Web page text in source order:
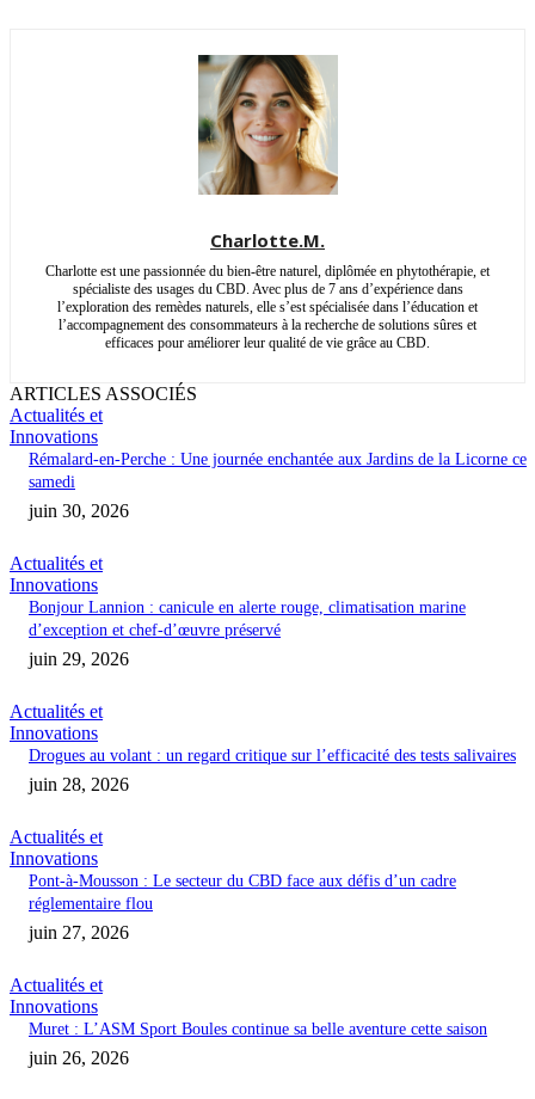
Charlotte.M.
Charlotte est une passionnée du bien-être naturel, diplômée en phytothérapie, et
spécialiste des usages du CBD. Avec plus de 7 ans d’expérience dans
l’exploration des remèdes naturels, elle s’est spécialisée dans l’éducation et
l’accompagnement des consommateurs à la recherche de solutions sûres et
efficaces pour améliorer leur qualité de vie grâce au CBD.
ARTICLES ASSOCIÉS
Actualités et
Innovations
Rémalard-en-Perche : Une journée enchantée aux Jardins de la Licorne ce
samedi
juin 30, 2026
Actualités et
Innovations
Bonjour Lannion : canicule en alerte rouge, climatisation marine
d’exception et chef-d’œuvre préservé
juin 29, 2026
Actualités et
Innovations
Drogues au volant : un regard critique sur l’efficacité des tests salivaires
juin 28, 2026
Actualités et
Innovations
Pont-à-Mousson : Le secteur du CBD face aux défis d’un cadre
réglementaire flou
juin 27, 2026
Actualités et
Innovations
Muret : L’ASM Sport Boules continue sa belle aventure cette saison
juin 26, 2026